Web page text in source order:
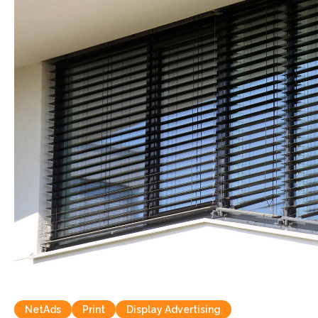
NetAds Print Display Advertising